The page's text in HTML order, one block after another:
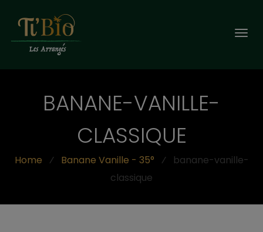
BANANE-VANILLE-
CLASSIQUE
Home ⁄ Banane Vanille - 35° ⁄
banane-vanille-
classique